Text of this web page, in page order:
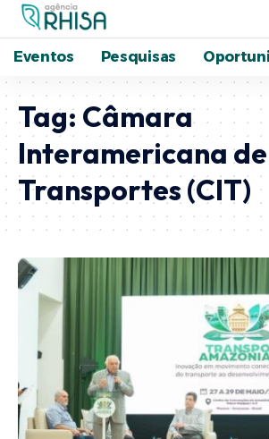
Eventos Pesquisas
Tag: Câmara
Interamericana de
Transportes (CIT)